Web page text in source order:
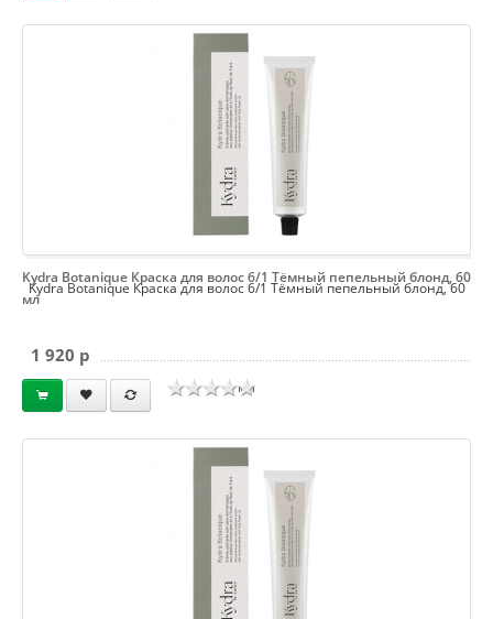
Kydra Botanique Краска для волос 6/1 Тёмный пепельный блонд, 60
мл
Kydra Botanique Краска для волос 6/1 Тёмный пепельный блонд, 60
мл
1 920 p